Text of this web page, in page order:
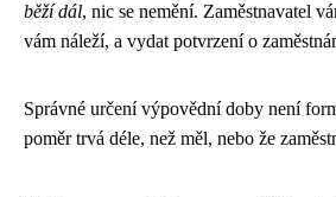
běží dál, nic se nemění. Zaměstnavatel
vám náleží, a vydat potvrzení o
Správné určení výpovědní doby není
poměr trvá déle, než měl, nebo že